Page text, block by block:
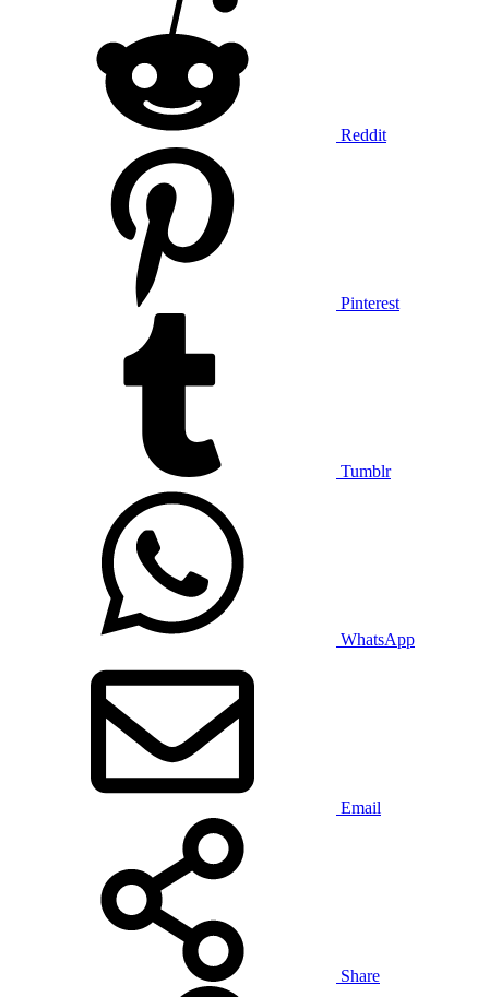
Reddit
Pinterest
Tumblr
WhatsApp
Email
Share